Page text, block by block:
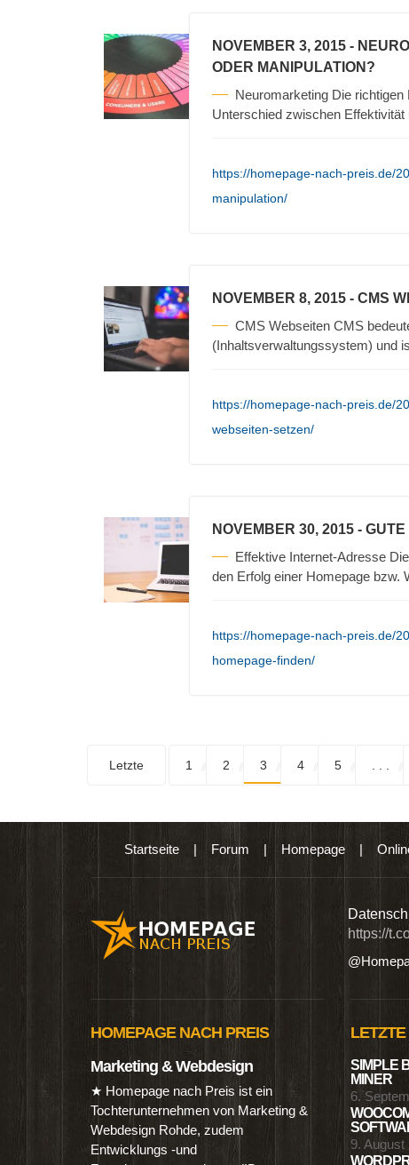
NOVEMBER 3, 2015 -
ODER MANIPULATION?
Neuromarketing Die
Unterschied zwischen Effektivität
https://homepage-nach-preis.de/
manipulation/
NOVEMBER 8, 2015 - CMS
CMS Webseiten CMS
(Inhaltsverwaltungssystem) und
https://homepage-nach-preis.de/
webseiten-setzen/
NOVEMBER 30, 2015 -
Effektive Internet-Adresse
den Erfolg einer Homepage bzw.
https://homepage-nach-preis.de/
homepage-finden/
Letzte 1 2 3 4 5
Startseite| Forum | Homepage|
Produkten wie Ebooks & DVDs.…
https://
HOMEPAGE NACH PREIS
Marketing & Webdesign
★ Homepage nach Preis ist ein
Tochterunternehmen von Marketing &
Webdesign Rohde, zudem
Entwicklungs -und
SIMPLE
MINER
6.
9. August